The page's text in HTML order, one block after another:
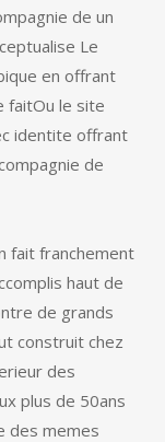
de un
Le
en offrant
faitOu le site
identite offrant
de
fait franchement
haut de
de grands
construit chez
des
plus de 50ans
des memes